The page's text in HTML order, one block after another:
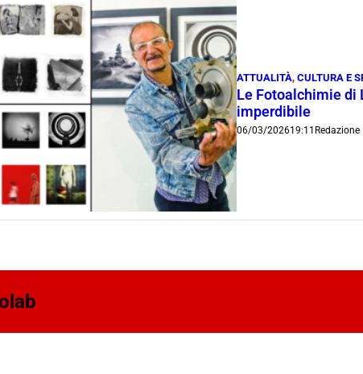
ATTUALITÀ,CULTURA E
Le Fotoalchimie di
imperdibile
06/03/202619:11 Redazione